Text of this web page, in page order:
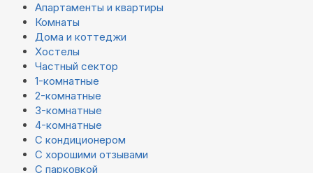
Апартаменты и квартиры
Комнаты
Дома и коттеджи
Хостелы
Частный сектор
1-комнатные
2-комнатные
3-комнатные
4-комнатные
С кондиционером
С хорошими отзывами
С парковкой